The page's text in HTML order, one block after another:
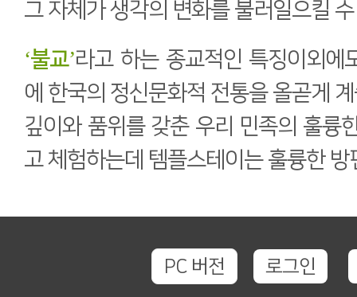
그 자체가 생각의 변화를 불러일으킬
‘불교’라고 하는 종교적인 특징이외에
에 한국의 정신문화적 전통을 올곧게
깊이와 품위를 갖춘 우리 민족의 훌륭
고 체험하는데 템플스테이는 훌륭한
PC 버전 로그인